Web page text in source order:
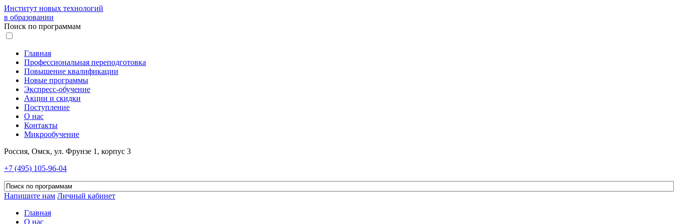
Институт новых технологий
в образовании
Поиск по программам
Главная
Профессиональная переподготовка
Повышение квалификации
Новые программы
Экспресс-обучение
Акции и скидки
Поступление
О нас
Контакты
Микрообучение
Россия, Омск, ул. Фрунзе 1, корпус 3
+7 (495) 105-96-04
Напишите нам Личный кабинет
Главная
О нас